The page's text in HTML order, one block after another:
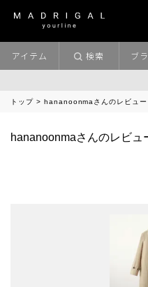
アイテム 検索 ブ
トップ hananoonmaさんのレビュー
hananoonmaさんのレビュ